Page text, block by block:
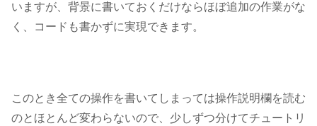
いますが、 背景に書いておくだけならほぼ追加の作業がな
く、コードも書かずに実現できます。
このとき全ての操作を書いてしまっては操作説明欄を読む
のとほとんど変わらないので、 少しずつ分けてチュートリ